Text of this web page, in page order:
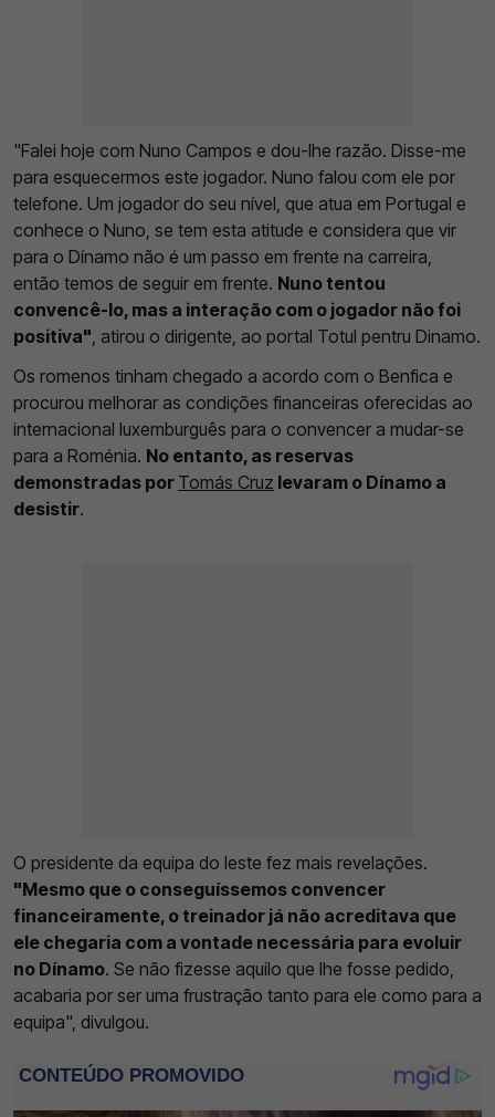
"Falei hoje com Nuno Campos e dou-lhe razão. Disse-me
para esquecermos este jogador. Nuno falou com ele por
telefone. Um jogador do seu nível, que atua em Portugal e
conhece o Nuno, se tem esta atitude e considera que vir
para o Dínamo não é um passo em frente na carreira,
então temos de seguir em frente. Nuno tentou
convencê-lo, mas a interação com o jogador não foi
positiva" , atirou o dirigente, ao portal Totul pentru Dinamo.
Os romenos tinham chegado a acordo com o Benfica e
procurou melhorar as condições financeiras oferecidas ao
internacional luxemburguês para o convencer a mudar-se
para a Roménia. No entanto, as reservas
demonstradas por Tomás Cruz levaram o Dínamo a
desistir.
O presidente da equipa do leste fez mais revelações.
"Mesmo que o conseguíssemos convencer
financeiramente, o treinador já não acreditava que
ele chegaria com a vontade necessária para evoluir
no Dínamo. Se não fizesse aquilo que lhe fosse pedido,
acabaria por ser uma frustração tanto para ele como para a
equipa", divulgou.